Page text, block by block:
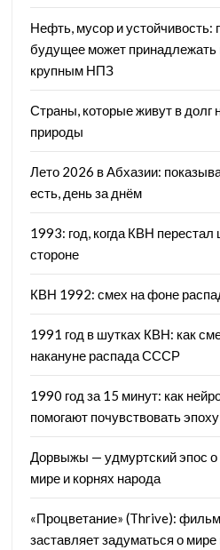
Нефть, мусор и устойчивость:
будущее может принадлежать
крупным НПЗ
Страны, которые живут в долг
природы
Лето 2026 в Абхазии:
есть, день за днём
1993: год, когда КВН перестал
стороне
КВН 1992: смех на фоне
1991 год в шутках КВН: как
накануне распада СССР
1990 год за 15 минут: как
помогают почувствовать эпоху
Дорвыжы — удмуртский эпос о
мире и корнях народа
«Процветание» (Thrive):
заставляет задуматься о мире